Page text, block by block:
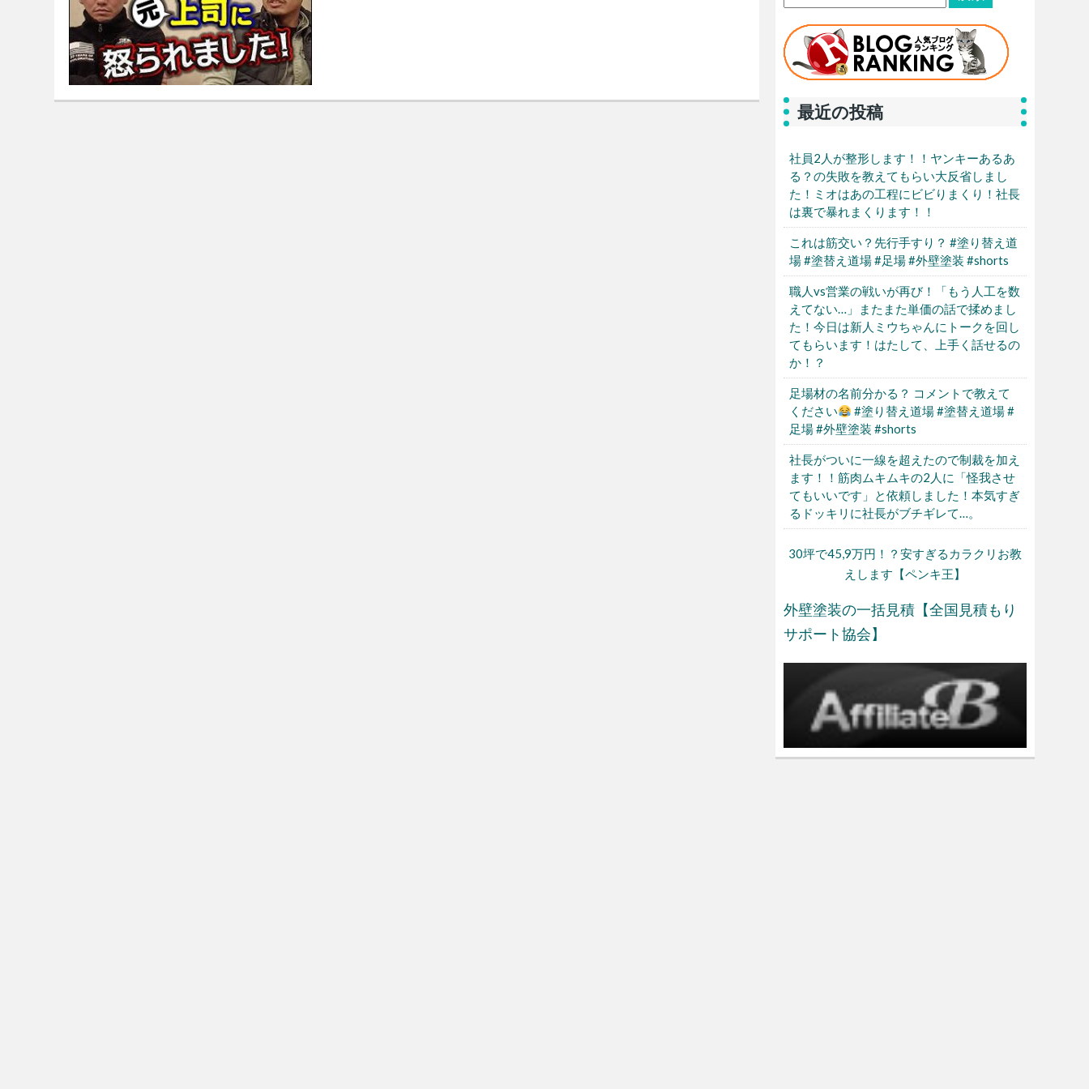
最近の投稿
社員2人が整形します！！ヤンキーあるあ
る？の失敗を教えてもらい大反省しまし
た！ミオはあの工程にビビりまくり！社長
は裏で暴れまくります！！
これは筋交い？先行手すり？ #塗り替え道
場 #塗替え道場 #足場 #外壁塗装 #shorts
職人vs営業の戦いが再び！「もう人工を数
えてない…」またまた単価の話で揉めまし
た！今日は新人ミウちゃんにトークを回し
てもらいます！はたして、上手く話せるの
か！？
足場材の名前分かる？ コメントで教えて
ください
#塗り替え道場 #塗替え道場 #
足場 #外壁塗装 #shorts
社長がついに一線を超えたので制裁を加え
ます！！筋肉ムキムキの2人に「怪我させ
てもいいです」と依頼しました！本気すぎ
るドッキリに社長がブチギレて…。
30坪で45,9万円！？安すぎるカラクリお教
えします【ペンキ王】
外壁塗装の一括見積【全国見積もり
サポート協会】